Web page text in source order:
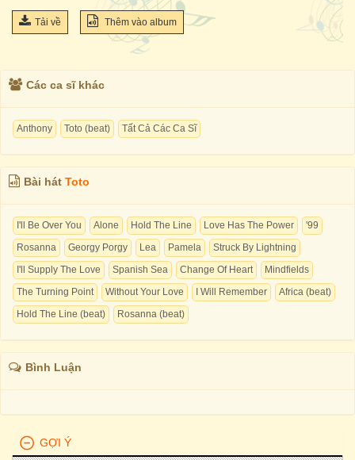
Tải về Thêm vào album
Các ca sĩ khác
Anthony Toto (beat) Tất Cả Các Ca Sĩ
Bài hát Toto
I'll Be Over You Alone Hold The Line Love Has The Power
'99
Rosanna
Georgy Porgy Lea Pamela
Struck By Lightning
I'll Supply The Love
Spanish Sea Change Of Heart
Mindfields
The Turning Point
Without Your Love I Will Remember
Africa (beat)
Hold The Line (beat)
Rosanna (beat)
Bình Luận
GỢI Ý